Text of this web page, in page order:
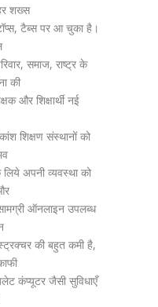
शख्स
टैब्स पर आ चुका है।
समाज, राष्ट्र के
की
और शिक्षार्थी नई
शिक्षण संस्थानों को
अपनी व्यवस्था को
ऑनलाइन उपलब्ध
की बहुत कमी है,
कंप्यूटर जैसी सुविधाएँ